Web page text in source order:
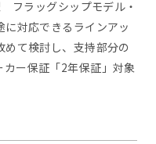
フラッグシップモデル・
に対応できるラインアッ
めて検討し、支持部分の
ー保証「2年保証」対象